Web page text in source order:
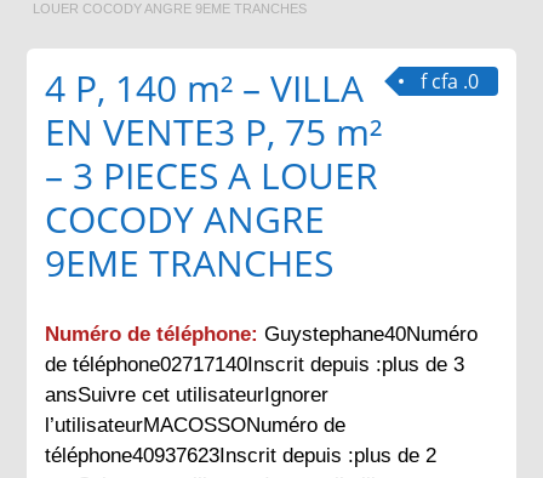
LOUER COCODY ANGRE 9EME TRANCHES
f cfa .0
4 P, 140 m² – VILLA
EN VENTE3 P, 75 m²
– 3 PIECES A LOUER
COCODY ANGRE
9EME TRANCHES
Numéro de téléphone: Guystephane40Numéro
de téléphone02717140Inscrit depuis :plus de 3
ansSuivre cet utilisateurIgnorer
l’utilisateurMACOSSONuméro de
téléphone40937623Inscrit depuis :plus de 2